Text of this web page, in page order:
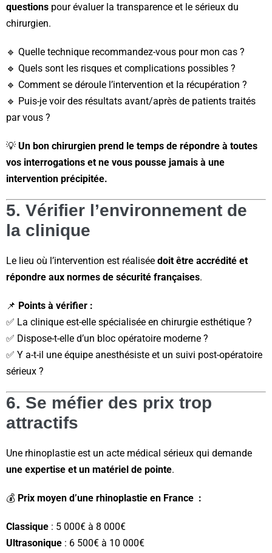
questions pour évaluer la transparence et le sérieux du
chirurgien.
🔹 Quelle technique recommandez-vous pour mon cas ?
🔹 Quels sont les risques et complications possibles ?
🔹 Comment se déroule l’intervention et la récupération ?
🔹 Puis-je voir des résultats avant/après de patients traités
par vous ?
💡 Un bon chirurgien prend le temps de répondre à toutes
vos interrogations et ne vous pousse jamais à une
intervention précipitée.
5. Vérifier l’environnement de
la clinique
Le lieu où l’intervention est réalisée doit être accrédité et
répondre aux normes de sécurité françaises.
📌 Points à vérifier :
✅ La clinique est-elle spécialisée en chirurgie esthétique ?
✅ Dispose-t-elle d’un bloc opératoire moderne ?
✅ Y a-t-il une équipe anesthésiste et un suivi post-opératoire
sérieux ?
6. Se méfier des prix trop
attractifs
Une rhinoplastie est un acte médical sérieux qui demande
une expertise et un matériel de pointe.
💰 Prix moyen d’une rhinoplastie en France :
Classique : 5 000€ à 8 000€
Ultrasonique : 6 500€ à 10 000€